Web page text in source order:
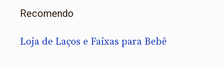
Recomendo
Loja de Laços e Faixas para Bebê